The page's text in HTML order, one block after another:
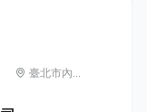
臺北市內